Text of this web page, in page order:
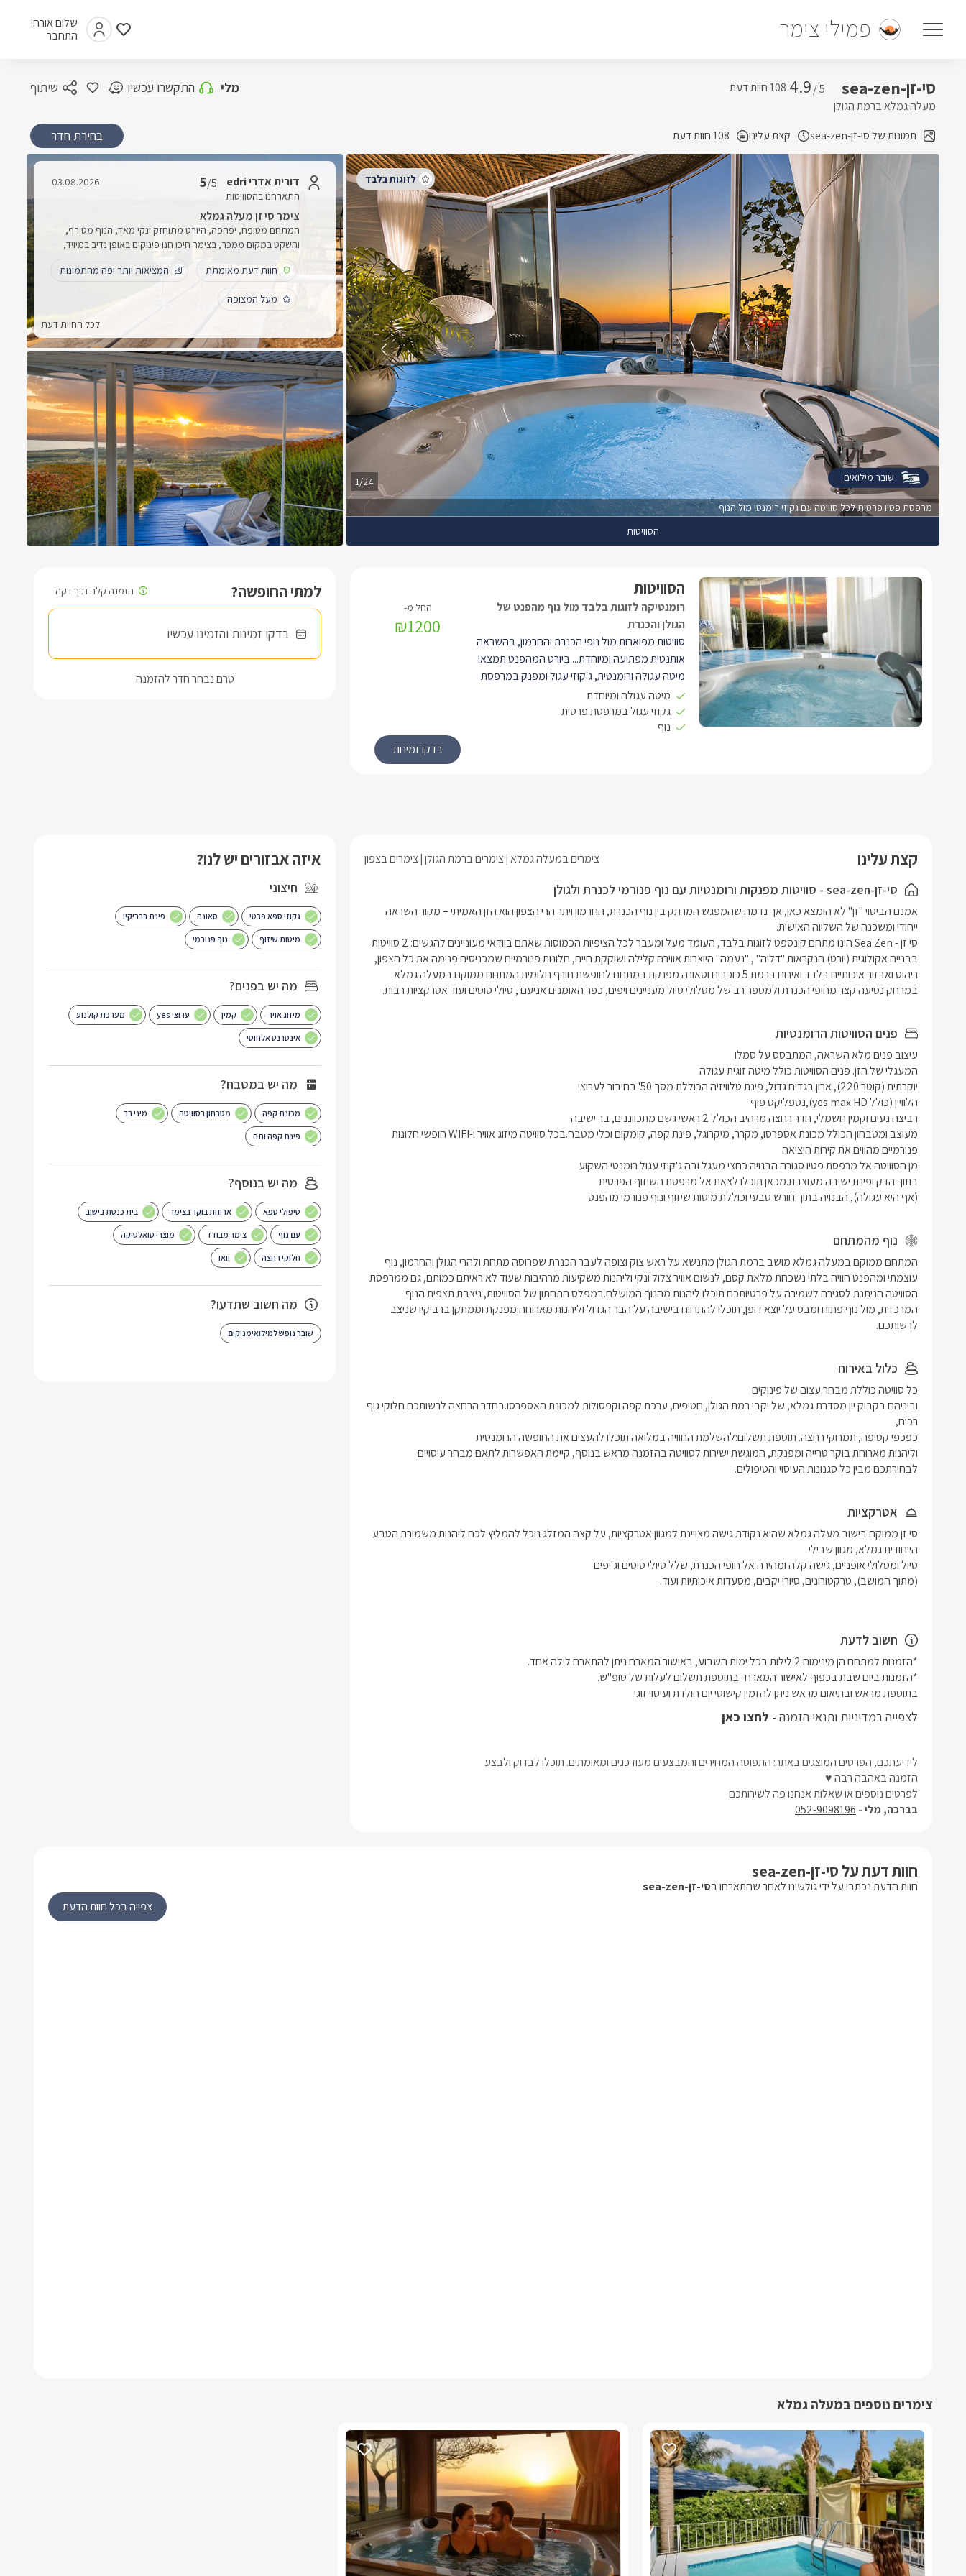
פמילי צימר
שלום אורח!
התחבר
סי-זן-sea-zen 5 /
4.9
מעלה גמלא ברמת הגולן
תמונות של סי-זן-sea-zen
קצת עלינו 108 חוות דעת
שיתוף מלי התקשרו עכשיו
בחירת חדר
מרפסת פטיו פרטית לכל סוויטה עם גקוזי רומנטי מול הנוף
1/24
הסוויטות
דורית אדרי edri 5/5
התארחנו בהסוויטות
03.08.2026
צימר סי זן מעלה גמלא
המתחם מטופח, יפהפה, היורט מתוחזק ונקי מאד, הנוף מטורף,
והשקט במקום ממכר, בצימר חיכו חנו פינוקים באופן נדיב במיויד,
בקבוק יין, חטיפים, בקבוקי שתיה קלה וחלב. היו אקסטרא של מגבות
ובכלל הנדיבותשל בעלת המקום מורגשת , אהבנו וחזרנו כבר בפעם
השלישית
חוות דעת מאומתת המציאות יותר יפה מהתמונות
מעל המצופה
לכל החוות דעת
שובר מילואים
למתי החופשה?
בדקו זמינות והזמינו עכשיו
טרם נבחר חדר להזמנה
הסוויטות
רומנטיקה לזוגות בלבד מול נוף מהפנט של
הגולן והכנרת
סוויטות מפוארות מול נופי הכנרת והחרמון, בהשראה
אותנטית מפתיעה ומיוחדת...ביורט המהפנט תמצאו
מיטה עגולה ורומנטית, ג'קוזי עגול ומפנק במרפסת
עץ מול הנוף ושקיעות מרהיבות מעל הכנרת וסאונה
מדהימה לחופשה חלומית ומפנקת במיוחד.
), פוף רביצה נעים וקמין חשמלי, חדר
רחצה מרהיב הכולל 2 ראשי גשם מתכווננים, בר
ישיבה מעוצב ומטבחון הכולל מכונת אספרסו,
מקרר, מיקרוגל, פינת קפה, קומקום וכלי מטבח.
בסוויטות מיזוג אוויר ו-
מיטה עגולה ומיוחדת
גקוזי עגול במרפסת פרטית
נוף
₪1200
קצת עלינו צימרים במעלה גמלא צימרים ברמת הגולן צימרים בצפון
סי-זן-sea-zen - סוויטות מפנקות ורומנטיות עם נוף פנורמי לכנרת ולגולן
במרחק נסיעה קצר מחופי הכנרת ולמספר רב של מסלולי טיול מעניינים ויפים, כפר האומנים אניעם , טיולי סוסים ועוד אטרקציות רבות.
פנים הסוויטות הרומנטיות
(אף היא עגולה), הבנויה בתוך חורש טבעי וכוללת מיטות שיזוף ונוף פנורמי מהפנט.
נוף מהמתחם
לרשותכם.
כלול באירוח
לבחירתכם מבין כל סגנונות העיסוי והטיפולים.
אטרקציות
חשוב לדעת
בתוספת מראש ובתיאום מראש ניתן להזמין קישוטי יום הולדת ועיסוי זוגי.
לצפייה במדיניות ותנאי הזמנה - לחצו כאן
לידיעתכם, הפרטים המוצגים באתר: התפוסה המחירים והמבצעים מעודכנים ומאומתים. תוכלו לבדוק ולבצע
הזמנה באהבה רבה ♥
לפרטים נוספים או שאלות אנחנו פה לשירותכם
בברכה, מלי - 052-9098196
איזה אבזורים יש לנו?
חיצוני
גקוזי ספא פרטי סאונה פינת ברביקיו
מיטות שיזוף נוף פנורמי
מה יש בפנים?
מיזוג אויר קמין ערוצי yes מערכת קולנוע
אינטרנט אלחוטי
מה יש במטבח?
מכונת קפה מטבחון בסוויטה מיני בר
פינת קפה ותה
מה יש בנוסף?
טיפולי ספא ארוחת בוקר בצימר בית כנסת בישוב
עם נוף צימר מבודד מוצרי טואלטיקה
חלוקי רחצה וואו
מה חשוב שתדעו?
שובר נופש למילואימניקים
חוות דעת על סי-זן-sea-zen
חוות הדעת נכתבו על ידי גולשינו לאחר שהתארחו בסי-זן-sea-zen
צפייה בכל חוות הדעת
צימרים נוספים במעלה גמלא